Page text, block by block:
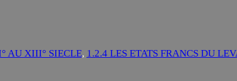
AU XIII° SIECLE, 1.2.4 LES ETATS FRANCS DU